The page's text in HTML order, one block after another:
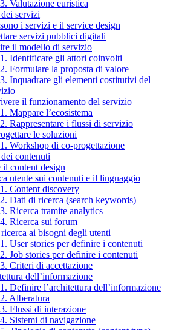
Valutazione euristica
servizi
i servizi e il service design
servizi pubblici digitali
il modello di servizio
Identificare gli attori coinvolti
Formulare la proposta di valore
Inquadrare gli elementi costitutivi del
il funzionamento del servizio
Mappare l’ecosistema
Rappresentare i flussi di servizio
le soluzioni
Workshop di co-progettazione
contenuti
il content design
utente sui contenuti e il linguaggio
Content discovery
Dati di ricerca (search keywords)
Ricerca tramite analytics
Ricerca sui forum
ai bisogni degli utenti
User stories per definire i contenuti
Job stories per definire i contenuti
Criteri di accettazione
dell’informazione
Definire l’architettura dell’informazione
Alberatura
Flussi di interazione
Sistemi di navigazione